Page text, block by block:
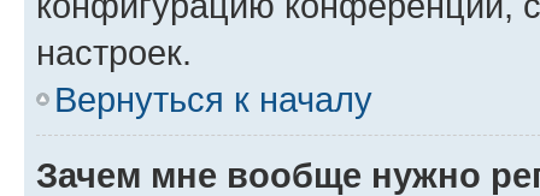
настроек.
Вернуться к началу
Зачем мне вообще нужно